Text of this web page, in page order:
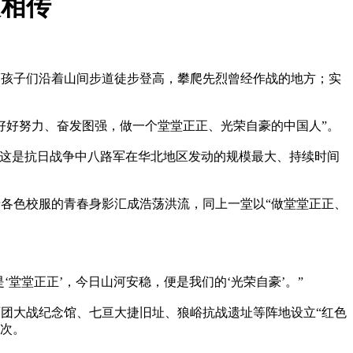
传
们沿着山间步道徒步登高，攀爬先烈曾经作战的地方；实
力、奋发图强，做一个堂堂正正、光荣自豪的中国人”。
抗日战争中八路军在华北地区发动的规模最大、持续时间
校服的青春身影汇成浩荡洪流，同上一堂以“做堂堂正正、
正正’，今日山河安稳，便是我们的‘光荣自豪’。”
战纪念馆、七亘大捷旧址、狼峪抗战遗址等阵地设立“红色
。